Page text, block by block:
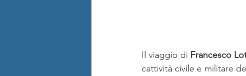
Il viaggio di Francesco
cattività civile e militare